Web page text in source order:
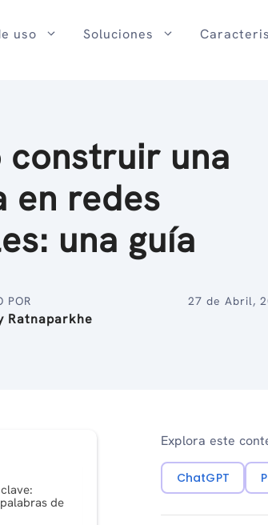
uso Soluciones
construir una
en redes
una guía
POR
Ratnaparkhe
27 de Abril,
de
Explora este
ChatGPT